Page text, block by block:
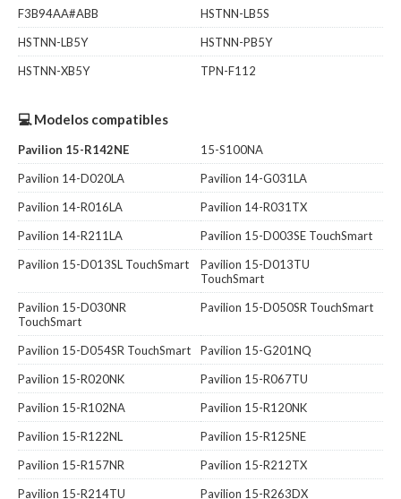
F3B94AA#ABB
HSTNN-LB5S
HSTNN-LB5Y
HSTNN-PB5Y
HSTNN-XB5Y
TPN-F112
💻 Modelos compatibles
Pavilion 15-R142NE
15-S100NA
Pavilion 14-D020LA
Pavilion 14-G031LA
Pavilion 14-R016LA
Pavilion 14-R031TX
Pavilion 14-R211LA
Pavilion 15-D003SE TouchSmart
Pavilion 15-D013SL TouchSmart
Pavilion 15-D013TU
TouchSmart
Pavilion 15-D030NR
TouchSmart
Pavilion 15-D050SR TouchSmart
Pavilion 15-D054SR TouchSmart
Pavilion 15-G201NQ
Pavilion 15-R020NK
Pavilion 15-R067TU
Pavilion 15-R102NA
Pavilion 15-R120NK
Pavilion 15-R122NL
Pavilion 15-R125NE
Pavilion 15-R157NR
Pavilion 15-R212TX
Pavilion 15-R214TU
Pavilion 15-R263DX